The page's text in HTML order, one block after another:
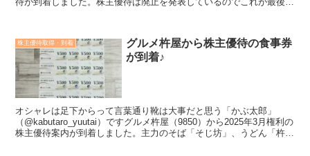
株主優待取得・到着
グルメ杵屋から株主優待の食事券
が到着♪
オシャレは足下からって言葉通り靴は大事だと思う「かぶ太郎」
（@kabutaro_yuutai）ですグルメ杵屋（9850）から2025年3月権利の
株主優待案内が到着しました。主力のそば「そじ坊」、うどん「杵